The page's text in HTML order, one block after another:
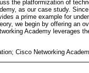
the platformization of
as our case study.
a prime example for
we begin by offering an
Academy leverages
Cisco Networking